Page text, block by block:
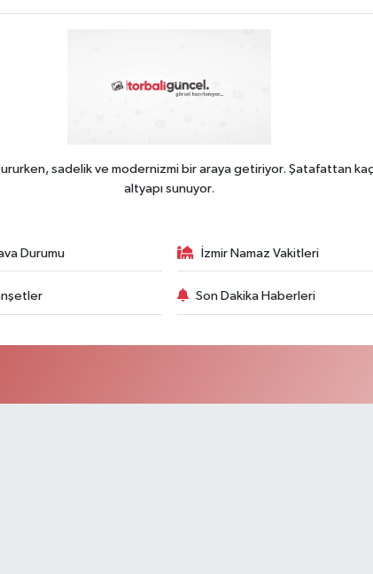
sadelik ve modernizmi bir araya getiriyor. Şatafattan
altyapı sunuyor.
Durumu İzmir Namaz Vakitleri
Son Dakika Haberleri